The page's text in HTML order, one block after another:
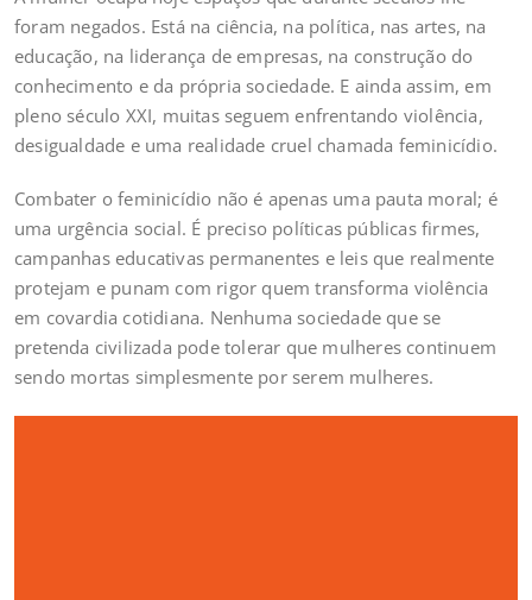
foram negados. Está na ciência, na política, nas artes, na
educação, na liderança de empresas, na construção do
conhecimento e da própria sociedade. E ainda assim, em
pleno século XXI, muitas seguem enfrentando violência,
desigualdade e uma realidade cruel chamada feminicídio.
Combater o feminicídio não é apenas uma pauta moral; é
uma urgência social. É preciso políticas públicas firmes,
campanhas educativas permanentes e leis que realmente
protejam e punam com rigor quem transforma violência
em covardia cotidiana. Nenhuma sociedade que se
pretenda civilizada pode tolerar que mulheres continuem
sendo mortas simplesmente por serem mulheres.